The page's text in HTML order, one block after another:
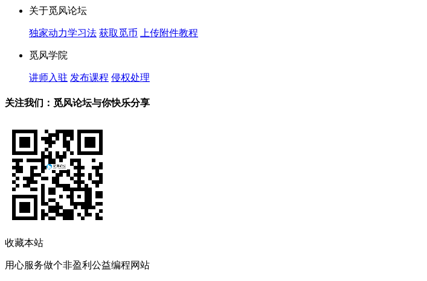
关于觅风论坛
独家动力学习法 获取觅币 上传附件教程
觅风学院
讲师入驻 发布课程 侵权处理
关注我们：觅风论坛与你快乐分享
收藏本站
用心服务做个非盈利公益编程网站